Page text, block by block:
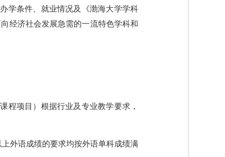
学条件、就业情况及《渤海大学学科
经济社会发展急需的一流特色学科和
程项目）根据行业及专业教学要求，
外语成绩的要求均按外语单科成绩满